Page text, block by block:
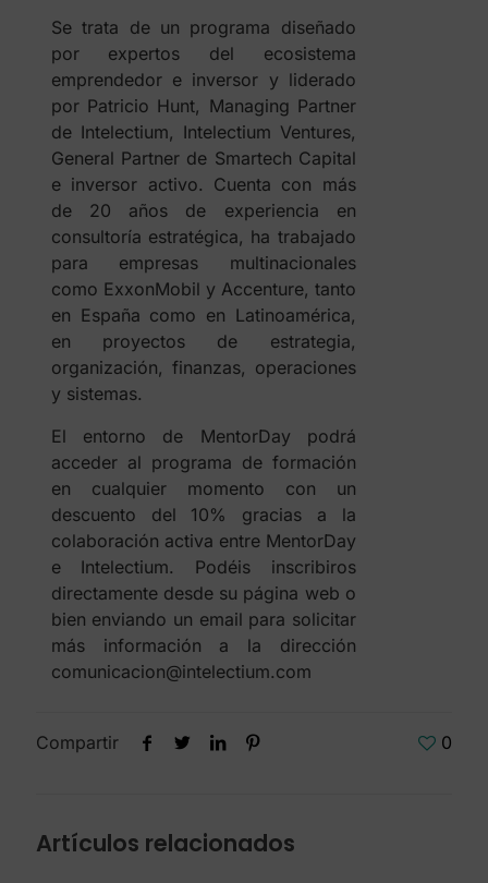
Se trata de un programa diseñado
por expertos del ecosistema
emprendedor e inversor y liderado
por Patricio Hunt, Managing Partner
de Intelectium, Intelectium Ventures,
General Partner de Smartech Capital
e inversor activo. Cuenta con más
de 20 años de experiencia en
consultoría estratégica, ha trabajado
para empresas multinacionales
como ExxonMobil y Accenture, tanto
en España como en Latinoamérica,
en proyectos de estrategia,
organización, finanzas, operaciones
y sistemas.
El entorno de MentorDay podrá
acceder al programa de formación
en cualquier momento con un
descuento del 10% gracias a la
colaboración activa entre MentorDay
e Intelectium. Podéis inscribiros
directamente desde su página web o
bien enviando un email para solicitar
más información a la dirección
comunicacion@intelectium.com
Compartir 0
Artículos relacionados